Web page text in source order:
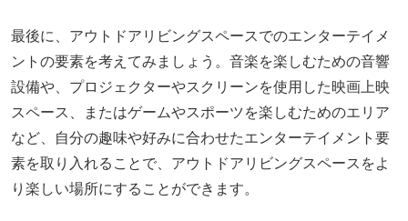
最後に、アウトドアリビングスペースでのエンターテイメ
ントの要素を考えてみましょう。音楽を楽しむための音響
設備や、プロジェクターやスクリーンを使用した映画上映
スペース、またはゲームやスポーツを楽しむためのエリア
など、自分の趣味や好みに合わせたエンターテイメント要
素を取り入れることで、アウトドアリビングスペースをよ
り楽しい場所にすることができます。